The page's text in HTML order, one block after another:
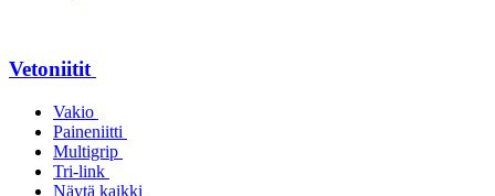
Vetoniitit
Vakio
Paineniitti
Multigrip
Tri-link
Näytä kaikki